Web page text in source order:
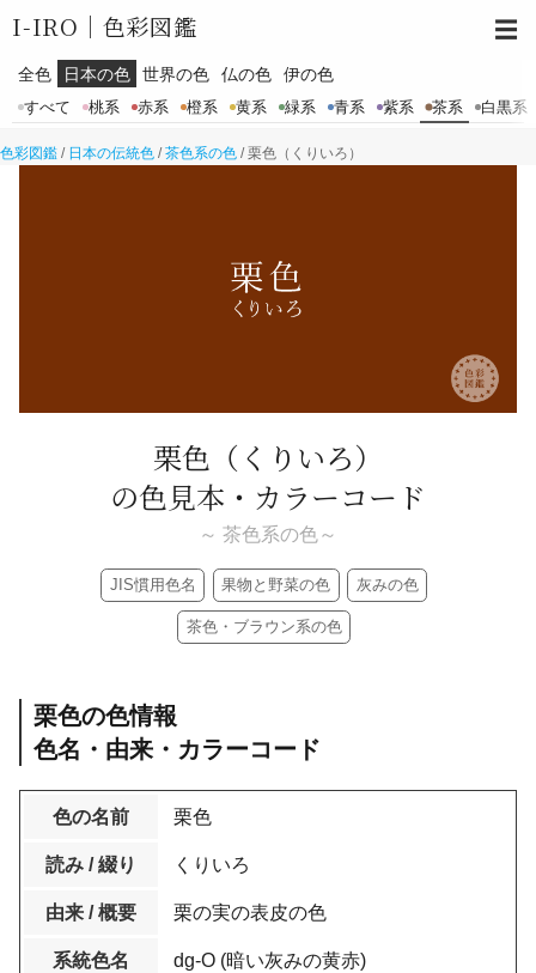
I-IRO｜ 色彩図鑑
全色 日本の色 世界の色 仏の色 伊の色
すべて 桃系 赤系 橙系 黄系 緑系 青系 紫系 茶系 白黒系
☰
色彩図鑑 / 日本の伝統色 / 茶色系の色 /栗色（くりいろ）
栗色 （くりいろ）
の色見本・カラーコード
～ 茶色系の色～
JIS慣用色名 果物と野菜の色 灰みの色
茶色・ブラウン系の色
栗色の色情報
色名・由来・カラーコード
色の名前 栗色
読み / 綴り くりいろ
由来 / 概要 栗の実の表皮の色
系統色名 dg-O (暗い灰みの黄赤)